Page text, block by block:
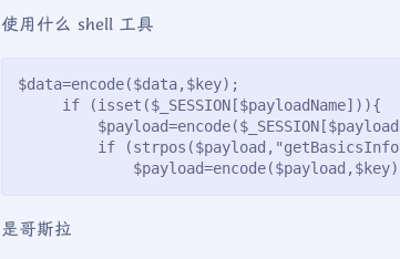
使用什么 shell 工具
$data=encode($data,$key);
     if (isset($_SESSION[$payloadName])){
if
是哥斯拉